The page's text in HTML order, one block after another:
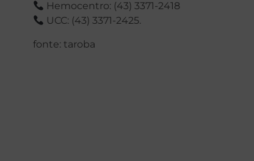
Hemocentro: (43) 3371-2418
UCC: (43) 3371-2425.
fonte: taroba